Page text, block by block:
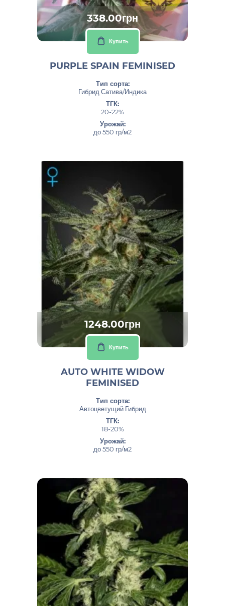
338.00грн
Купить
PURPLE SPAIN FEMINISED
Тип сорта:
Гибрид Сатива/Индика
ТГК:
20-22%
Урожай:
до 550 гр/м2
1248.00грн
Купить
AUTO WHITE WIDOW
FEMINISED
Тип сорта:
Автоцветущий Гибрид
ТГК:
18-20%
Урожай:
до 550 гр/м2